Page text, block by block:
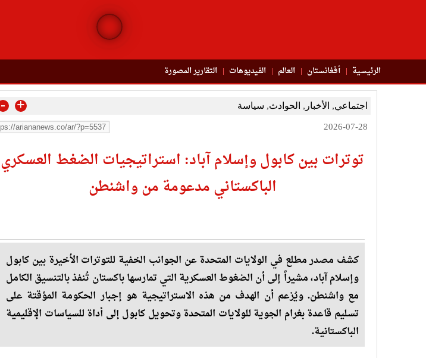
الرئيسية أفغانستان العالم الفیدیوهات التقاریر المصورة
اجتماعي, الأخبار , الحوادث, سياسة - +
2026-07-28
توترات بين كابول وإسلام آباد: استراتيجيات الضغط العسكري
الباكستاني مدعومة من واشنطن
كشف مصدر مطلع في الولايات المتحدة عن الجوانب الخفية للتوترات الأخيرة بين كابول
وإسلام آباد، مشيراً إلى أن الضغوط العسكرية التي تمارسها باكستان تُنفذ بالتنسيق الكامل
مع واشنطن. ويُزعم أن الهدف من هذه الاستراتيجية هو إجبار الحكومة المؤقتة على
تسليم قاعدة بغرام الجوية للولايات المتحدة وتحويل كابول إلى أداة للسياسات الإقليمية
الباكستانية.